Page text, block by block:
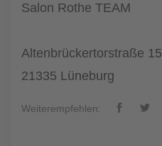
Salon Rothe TEAM
Altenbrückertorstraße 15
21335 Lüneburg
Weiterempfehlen: